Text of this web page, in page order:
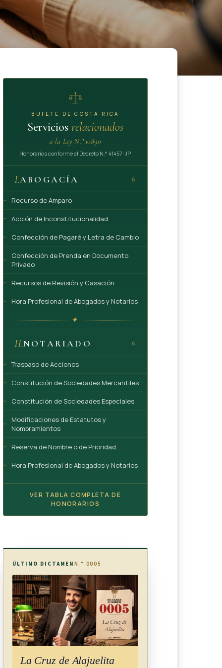
BUFETE DE COSTA RICA
Servicios relacionados
a la Ley N.° 10890
Honorarios conforme al Decreto N.° 41457-JP
I.ABOGACÍA 6
Recurso de Amparo
Acción de Inconstitucionalidad
Confección de Pagaré y Letra de Cambio
Confección de Prenda en Documento
Privado
Recursos de Revisión y Casación
Hora Profesional de Abogados y Notarios
✦
II.NOTARIADO 6
Traspaso de Acciones
Constitución de Sociedades Mercantiles
Constitución de Sociedades Especiales
Modificaciones de Estatutos y
Nombramientos
Reserva de Nombre o de Prioridad
Hora Profesional de Abogados y Notarios
VER TABLA COMPLETA DE
HONORARIOS
ÚLTIMO DICTAMEN N.° 0005
La Cruz de Alajuelita